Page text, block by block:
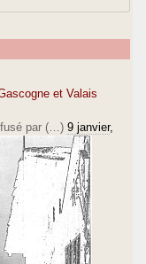
et Valais
par (…) 9 janvier,